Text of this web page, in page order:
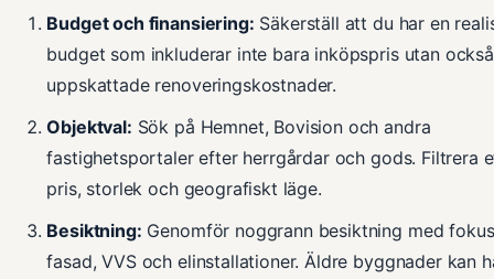
Budget och finansiering: Säkerställ att du har en
budget som inkluderar inte bara inköpspris utan också
uppskattade renoveringskostnader.
Objektval: Sök på Hemnet, Bovision och andra
fastighetsportaler efter herrgårdar och gods. Filtrera
pris, storlek och geografiskt läge.
Besiktning: Genomför noggrann besiktning med
fasad, VVS och elinstallationer. Äldre byggnader kan